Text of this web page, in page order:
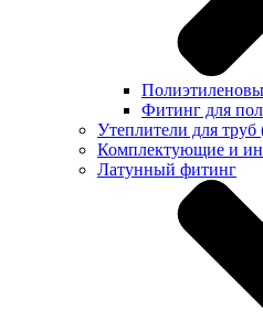
Фитинг для
Утеплители для труб
Комплектующие и
Латунный фитинг